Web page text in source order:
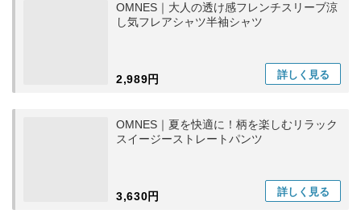
OMNES｜大人の透け感フレンチスリーブ涼
し気フレアシャツ半袖シャツ
2,989円 詳しく 見る
OMNES｜夏を快適に！柄を楽しむリラック
スイージーストレートパンツ
3,630円 詳しく 見る